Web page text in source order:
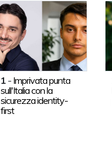
1 - Imprivata punta
sull'Italia con la
sicurezza identity-
first